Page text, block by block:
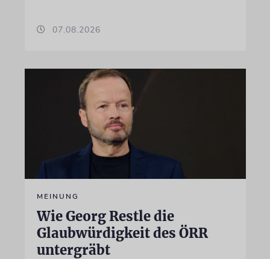
07.08.2026
MEINUNG
Wie Georg Restle die
Glaubwürdigkeit des ÖRR
untergräbt